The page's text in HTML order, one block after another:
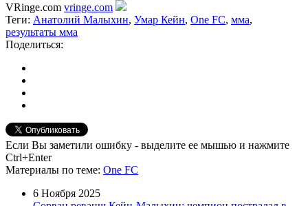
VRinge.com vringe.com
Теги: Анатолий Малыхин, Умар Кейн, One FC, мма,
результаты мма
Поделиться:
Если Вы заметили ошибку - выделите ее мышью и нажмите
Ctrl+Enter
Материалы по теме: One FC
6 Ноября 2025